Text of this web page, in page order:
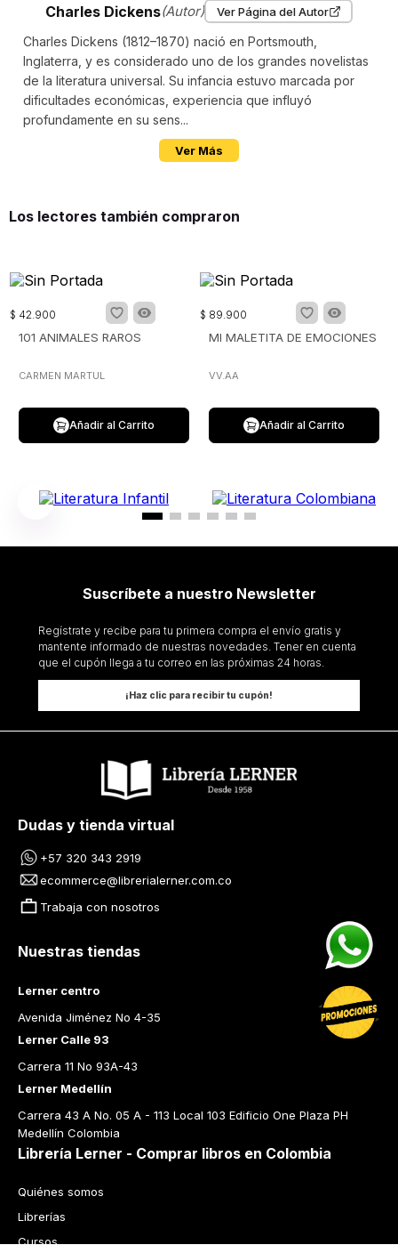
Charles Dickens(Autor) Ver Página del Autor
Charles Dickens (1812–1870) nació en Portsmouth,
Inglaterra, y es considerado uno de los grandes novelistas
de la literatura universal. Su infancia estuvo marcada por
dificultades económicas, experiencia que influyó
profundamente en su sens...
Ver Más
Los lectores también compraron
$ 42.900
101 ANIMALES RAROS
CARMEN MARTUL
Añadir al Carrito
$ 89.900
MI MALETITA DE EMOCIONES
VV.AA
Añadir al Carrito
Suscríbete a nuestro Newsletter
Regístrate y recibe para tu primera compra el envío gratis y
mantente informado de nuestras novedades. Tener en cuenta
que el cupón llega a tu correo en las próximas 24 horas.
¡Haz clic para recibir tu cupón!
Dudas y tienda virtual
+57 320 343 2919
ecommerce@librerialerner.com.co
Trabaja con nosotros
Nuestras tiendas
Lerner centro
Avenida Jiménez No 4-35
Lerner Calle 93
Carrera 11 No 93A-43
Lerner Medellín
Carrera 43 A No. 05 A - 113 Local 103 Edificio One Plaza PH
Medellín Colombia
Librería Lerner - Comprar libros en Colombia
Quiénes somos
Librerías
Cursos